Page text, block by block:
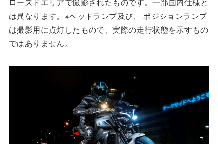
は異なります。※ヘッドランプ及び、 ポジションランプ
は撮影用に点灯したもので、実際の走行状態を示すもの
ではありません。